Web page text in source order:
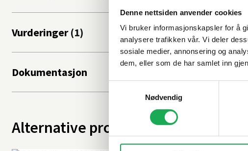
Denne nettsiden anvender cookies
Vi bruker informasjonskapsler for å
analysere trafikken vår. Vi deler
sosiale medier, annonsering og
dem, eller som de har samlet inn
Nødvendig
Vurderinger
Dokumentasjon
Alternative produkter